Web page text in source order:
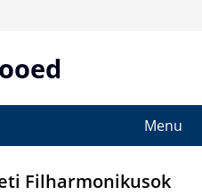
Menu
Filharmonikusok